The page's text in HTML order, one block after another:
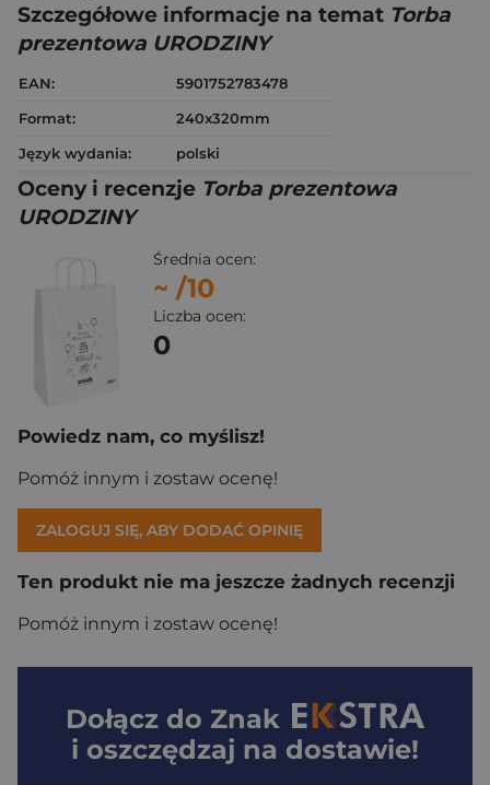
Szczegółowe informacje na temat Torba
prezentowa URODZINY
EAN:
5901752783478
Format:
240x320mm
Język wydania:
polski
Oceny i recenzje Torba prezentowa
URODZINY
Średnia ocen:
~ /10
Liczba ocen:
0
Powiedz nam, co myślisz!
Pomóż innym i zostaw ocenę!
ZALOGUJ SIĘ, ABY DODAĆ OPINIĘ
Ten produkt nie ma jeszcze żadnych recenzji
Pomóż innym i zostaw ocenę!
Dołącz do Znak
i oszczędzaj na dostawie!